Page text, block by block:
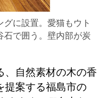
に設置。愛猫もウト
石で囲う。壁内部が炭
、自然素材の木の香
提案する福島市の